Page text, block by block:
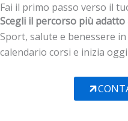
Fai il primo passo verso il
Scegli il percorso più
Sport, salute e benessere
calendario corsi e inizia